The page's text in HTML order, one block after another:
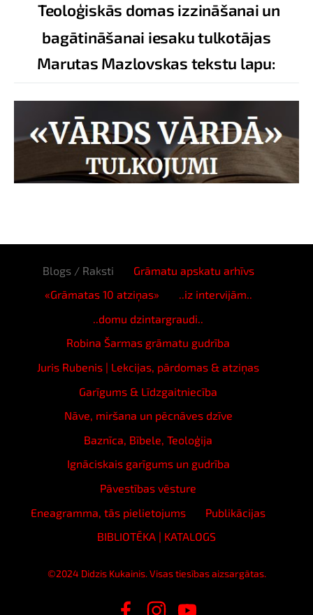
Teoloģiskās domas izzināšanai un
bagātināšanai iesaku tulkotājas
Marutas Mazlovskas tekstu lapu:
Blogs / Raksti
Grāmatu apskatu arhīvs
«Grāmatas 10 atziņas»
..iz intervijām..
..domu dzintargraudi..
Robina Šarmas grāmatu gudrība
Juris Rubenis | Lekcijas, pārdomas & atziņas
Garīgums & Līdzgaitniecība
Nāve, miršana un pēcnāves dzīve
Baznīca, Bībele, Teoloģija
Ignāciskais garīgums un gudrība
Pāvestības vēsture
Eneagramma, tās pielietojums
Publikācijas
BIBLIOTĒKA | KATALOGS
©2024 Didzis Kukainis. Visas tiesības aizsargātas.